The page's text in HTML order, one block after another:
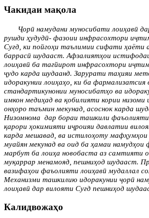
Чакидаи мақола
Ҷорӣ намудани муносибати лоиҳавӣ
рушди ҳудудӣ- фазоии инфрасохтори
Суғд, ки пойгоҳи таълимии сифати ҳаёти
баррасӣ шудааст. Афзалиятҳои
лоиҳавӣ ба тағйирот инфрасохтори
ҷудо карда шудаанд. Зарурати таҳияи
идоракунии лоиҳаҳо, ки ба фармализатсия
стандартикунонии муносибатҳо ва
имкон медиҳад ва қобилияти кории низоми
онҳоро таъмин мекунад, асоснок карда
Низомнома дар бораи ташкили фаъолияти
қарори ҳокимияти иҷроияи давлатии
карда мешавад, ва истилоҳоту мафҳумҳои
муайян мекунад ва оид ба ҳамаи намудҳои
марбут ба лоиҳа новобаста аз самтияти
муқаррар менамояд, пешниҳод шудааст.
вазифаҳои фаъолияти лоиҳавӣ мудаллал
Механизми ташкилию идоракунии ҷорӣ
лоиҳавӣ дар вилояти Суғд пешниҳод
Калидвожаҳо